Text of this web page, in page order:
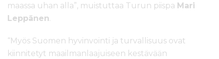
maassa uhan alla”, muistuttaa Turun piispa Mari
Leppänen.
“Myös Suomen hyvinvointi ja turvallisuus ovat
kiinnitetyt maailmanlaajuiseen kestävään